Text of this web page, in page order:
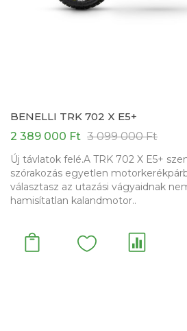
BENELLI TRK 702 X E5+
2 389 000 Ft 3 099 000 Ft
Új távlatok felé.A TRK 702 X E5+
szórakozás egyetlen
választasz az utazási vágyaidnak
hamisítatlan kalandmotor..